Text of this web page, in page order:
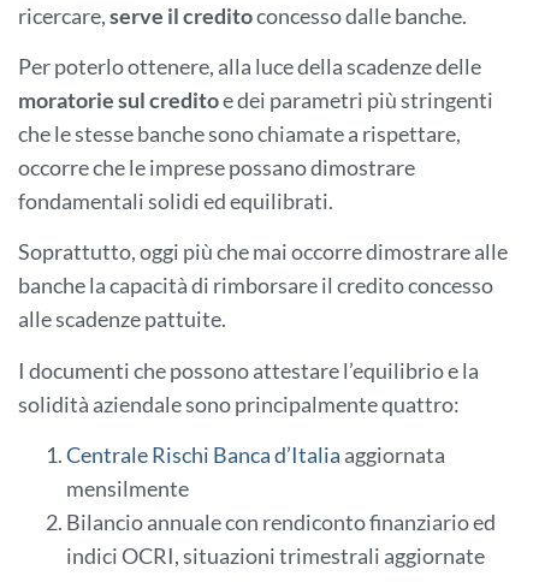
ricercare,serve il creditoconcesso dalle banche.
Per poterlo ottenere, alla luce della scadenze delle
moratorie sul creditoe dei parametri più stringenti
che le stesse banche sono chiamate a rispettare,
occorre che le imprese possano dimostrare
fondamentali solidi ed equilibrati.
Soprattutto, oggi più che mai occorre dimostrare alle
banche la capacità di rimborsare il credito concesso
alle scadenze pattuite.
I documenti che possono attestare l’equilibrio e la
solidità aziendale sono principalmente quattro:
Centrale Rischi Banca d’Italia aggiornata
mensilmente
Bilancio annuale con rendiconto finanziario ed
indici OCRI, situazioni trimestrali aggiornate